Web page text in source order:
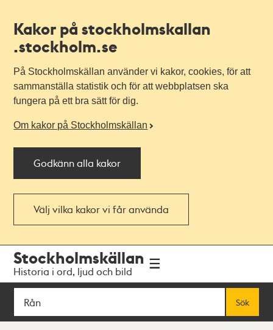
Kakor på stockholmskallan
.stockholm.se
På Stockholmskällan använder vi kakor, cookies, för att
sammanställa statistik och för att webbplatsen ska
fungera på ett bra sätt för dig.
Om kakor på Stockholmskällan
Godkänn alla kakor
Välj vilka kakor vi får använda
navigationen
huvudinnehållet
Stockholmskällan
Historia i ord, ljud och bild
Sök
Sök